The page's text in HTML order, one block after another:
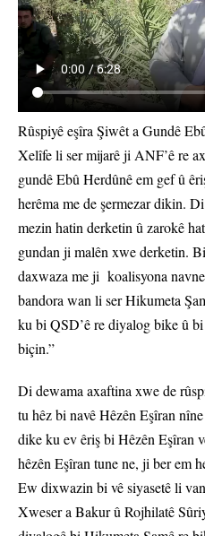
Rûspiyê eşîra Şiwêt a Gundê
Xelîfe li ser mijarê ji ANF’ê re
gundê Ebû Herdûnê em gef û
herêma me de şermezar dikin.
mezin hatin derketin û zarokê
gundan ji malên xwe derketin.
daxwaza me ji koalisyona
bandora wan li ser Hikumeta
ku bi QSD’ê re diyalog bike û
biçin.”
Di dewama axaftina xwe de
tu hêz bi navê Hêzên Eşîran
dike ku ev êriş bi Hêzên Eşîran
hêzên Eşîran tune ne, ji ber em
Ew dixwazin bi vê siyasetê li
Xweser a Bakur û Rojhilatê